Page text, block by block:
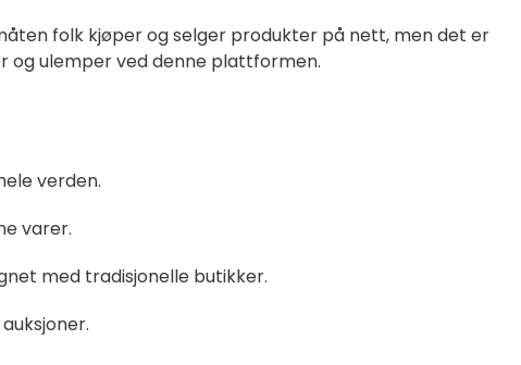
folk kjøper og selger produkter på nett, men det er
og ulemper ved denne plattformen.
verden.
varer.
med tradisjonelle butikker.